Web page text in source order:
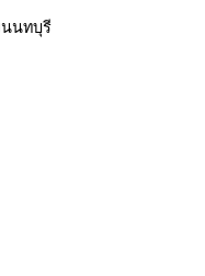
นนทบุรี